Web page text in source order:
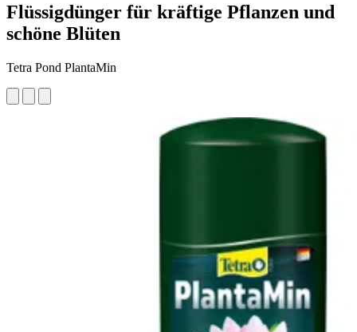
Flüssigdünger für kräftige Pflanzen und
schöne Blüten
Tetra Pond PlantaMin